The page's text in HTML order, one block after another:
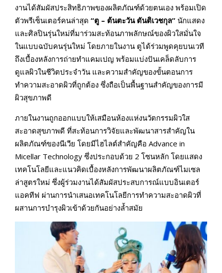
งานได้สัมผัสประสิทธิภาพของผลิตภัณฑ์ด้วยตนเอง พร้อมเปิด
ตัวพรีเซ็นเตอร์คนล่าสุด “ตู – ต้นตะวัน ตันติเวชกุล” นักแสดง
และศิลปินรุ่นใหม่ที่มาร่วมสะท้อนภาพลักษณ์ของผิวใสมั่นใจ
ในแบบฉบับคนรุ่นใหม่ โดยภายในงาน ตูได้ร่วมพูดคุยบนเวที
ถึงเบื้องหลังการถ่ายทำแคมเปญ พร้อมแบ่งปันเคล็ดลับการ
ดูแลผิวในชีวิตประจำวัน และความสำคัญของขั้นตอนการ
ทำความสะอาดผิวที่ถูกต้อง ซึ่งถือเป็นพื้นฐานสำคัญของการมี
ผิวสุขภาพดี
ภายในงานถูกออกแบบให้เสมือนห้องแห่งนวัตกรรมผิวใส
สะอาดสุขภาพดี ที่สะท้อนการวิจัยและพัฒนาสารสำคัญใน
ผลิตภัณฑ์ของนีเวีย โดยมีไฮไลต์สำคัญคือ Advance in
Micellar Technology ซึ่งประกอบด้วย 2 โซนหลัก โดยแสดง
เทคโนโลยีและแนวคิดเบื้องหลังการพัฒนาผลิตภัณฑ์ไมเซล
ล่าสูตรใหม่ ซึ่งผู้ร่วมงานได้สัมผัสประสบการณ์แบบอินเตอร์
แอคทีฟ ผ่านการนำเสนอเทคโนโลยีการทำความสะอาดผิวที่
ผสานการบำรุงผิวเข้าด้วยกันอย่างล้ำสมัย